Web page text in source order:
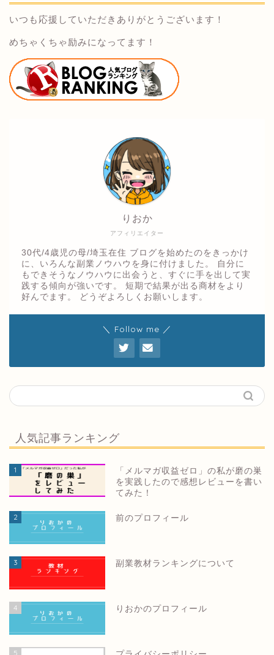
いつも応援していただきありがとうございます！
めちゃくちゃ励みになってます！
アフィリエイター
りおか
30代/4歳児の母/埼玉在住 ブログを始めたのをきっかけ
に、いろんな副業ノウハウを身に付けました。 自分に
もできそうなノウハウに出会うと、すぐに手を出して実
践する傾向が強いです。 短期で結果が出る商材をより
好んでます。 どうぞよろしくお願いします。
＼ Follow me ／
人気記事ランキング
1
「メルマガ収益ゼロ」の私が磨の巣
を実践したので感想レビューを書い
てみた！
2 前のプロフィール
3 副業教材ランキングについて
4 りおかのプロフィール
5